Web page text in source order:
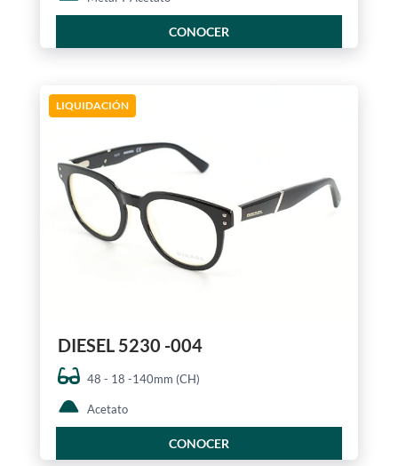
CONOCER
LIQUIDACIÓN
DIESEL 5230 -004
48 - 18 -140mm (CH)
Acetato
CONOCER